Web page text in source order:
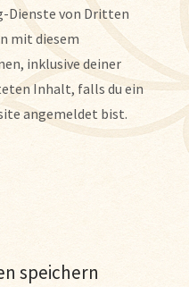
Dienste von Dritten
mit diesem
inklusive deiner
Inhalt, falls du ein
angemeldet bist.
speichern